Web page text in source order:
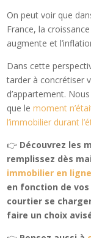
On peut voir que
France, la
augmente et
Dans cette
tarder à concrétiser
d’appartement.
que lemoment
l’immobilier durant
👉 Découvrez les
remplissez dès
immobilier en ligne
en fonction de
courtier se
faire un choix